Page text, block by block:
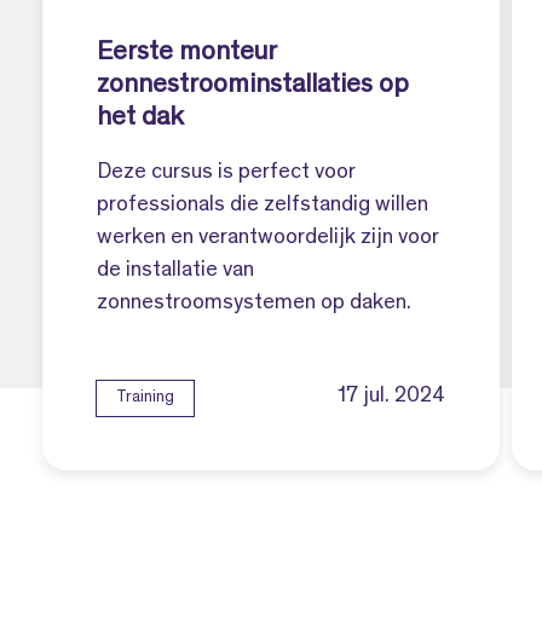
Eerste monteur
zonnestroominstallaties op
het dak
Deze cursus is perfect voor
professionals die zelfstandig willen
werken en verantwoordelijk zijn voor
de installatie van
zonnestroomsystemen op daken.
Training 17 jul. 2024